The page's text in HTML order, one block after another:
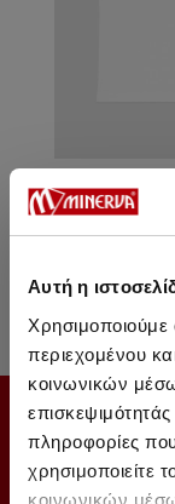
Αυτή η
Χρησιμοποιούμε
περιεχομένου
κοινωνικών
πληροφορίες
χρησιμοποιείτε
κοινωνικών
Potkosulja bez